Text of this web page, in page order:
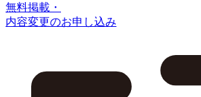
無料掲載・
内容変更のお申し込み